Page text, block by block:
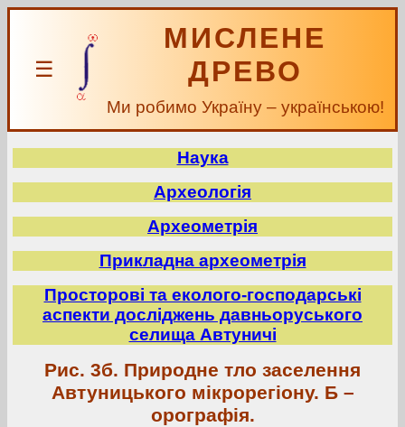
☰
МИСЛЕНЕ
ДРЕВО
Ми робимо Україну – українською!
Наука
Археологія
Археометрія
Прикладна археометрія
Просторові та еколого-господарські
аспекти досліджень давньоруського
селища Автуничі
Рис. 3б. Природне тло заселення
Автуницького мікрорегіону. Б –
орографія.